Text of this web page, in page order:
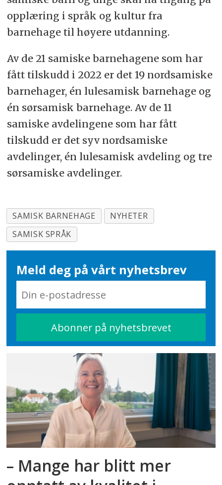
opplæring i språk og kultur fra
barnehage til høyere utdanning.
Av de 21 samiske barnehagene som har
fått tilskudd i 2022 er det 19 nordsamiske
barnehager, én lulesamisk barnehage og
én sørsamisk barnehage. Av de 11
samiske avdelingene som har fått
tilskudd er det syv nordsamiske
avdelinger, én lulesamisk avdeling og tre
sørsamiske avdelinger.
SAMISK BARNEHAGE
NYHETER
SAMISK SPRÅK
Meld deg på vårt nyhetsbrev
– Mange har blitt mer